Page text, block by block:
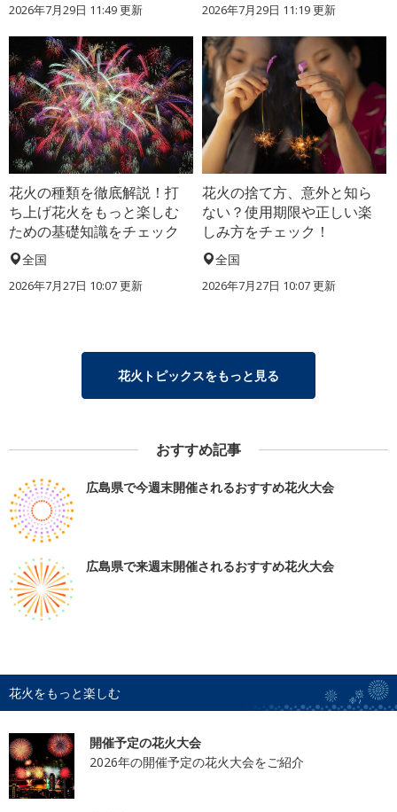
2026年7月29日 11:49 更新 2026年7月29日 11:19 更新
花火の種類を徹底解説！打
ち上げ花火をもっと楽しむ
ための基礎知識をチェック
全国
2026年7月27日 10:07 更新
花火の捨て方、意外と知ら
ない？使用期限や正しい楽
しみ方をチェック！
全国
2026年7月27日 10:07 更新
花火トピックスをもっと見る
おすすめ記事
広島県で今週末開催されるおすすめ花火大会
広島県で来週末開催されるおすすめ花火大会
花火をもっと楽しむ
開催予定の花火大会
2026年の開催予定の花火大会をご紹介